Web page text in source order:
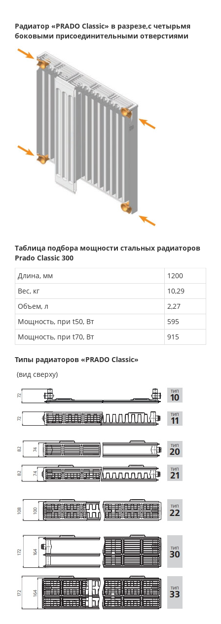
Радиатор «PRADO Classic» в разрезе,с четырьмя
боковыми присоединительными отверстиями
Таблица подбора мощности стальных радиаторов
Prado Classic 300
Длина, мм
1200
Вес, кг
10,29
Объем, л
2,27
Мощность, при t50, Вт
595
Мощность, при t70, Вт
915
Типы радиаторов «PRADO Classic»
(вид сверху)